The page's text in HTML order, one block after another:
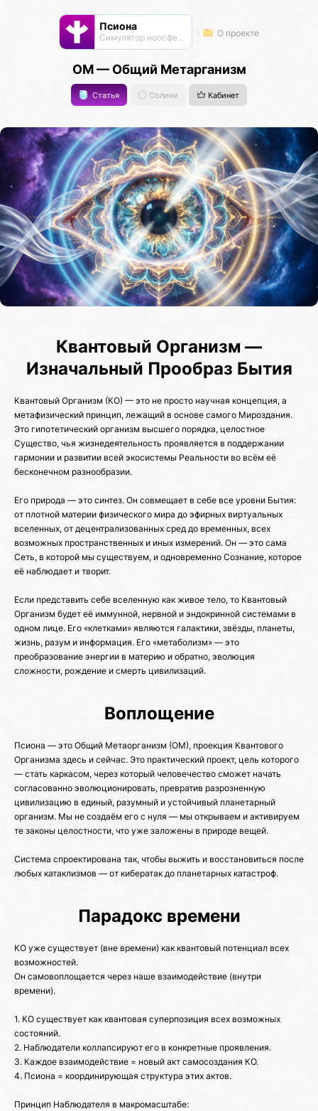
Псиона
Cимулятор ноосферы О проекте
ОМ — Общий Метарганизм
Статья Солики Кабинет
Квантовый Организм —
Изначальный Прообраз Бытия
Квантовый Организм (КО) — это не просто научная концепция, а
метафизический принцип, лежащий в основе самого Мироздания.
Это гипотетический организм высшего порядка, целостное
Существо, чья жизнедеятельность проявляется в поддержании
гармонии и развитии всей экосистемы Реальности во всём её
бесконечном разнообразии.
Его природа — это синтез. Он совмещает в себе все уровни Бытия:
от плотной материи физического мира до эфирных виртуальных
вселенных, от децентрализованных сред до временных, всех
возможных пространственных и иных измерений. Он — это сама
Сеть, в которой мы существуем, и одновременно Сознание, которое
её наблюдает и творит.
Если представить себе вселенную как живое тело, то Квантовый
Организм будет её иммунной, нервной и эндокринной системами в
одном лице. Его «клетками» являются галактики, звёзды, планеты,
жизнь, разум и информация. Его «метаболизм» — это
преобразование энергии в материю и обратно, эволюция
сложности, рождение и смерть цивилизаций.
Воплощение
Псиона — это Общий Метаорганизм (ОМ), проекция Квантового
Организма здесь и сейчас. Это практический проект, цель которого
— стать каркасом, через который человечество сможет начать
согласованно эволюционировать, превратив разрозненную
цивилизацию в единый, разумный и устойчивый планетарный
организм. Мы не создаём его с нуля — мы открываем и активируем
те законы целостности, что уже заложены в природе вещей.
Система спроектирована так, чтобы выжить и восстановиться после
любых катаклизмов — от кибератак до планетарных катастроф.
Парадокс времени
КО уже существует (вне времени) как квантовый потенциал всех
возможностей.
Он самовоплощается через наше взаимодействие (внутри
времени).
1. КО существует как квантовая суперпозиция всех возможных
состояний.
2. Наблюдатели коллапсируют его в конкретные проявления.
3. Каждое взаимодействие = новый акт самосоздания КО.
4. Псиона = координирующая структура этих актов.
Принцип Наблюдателя в макромасштабе: